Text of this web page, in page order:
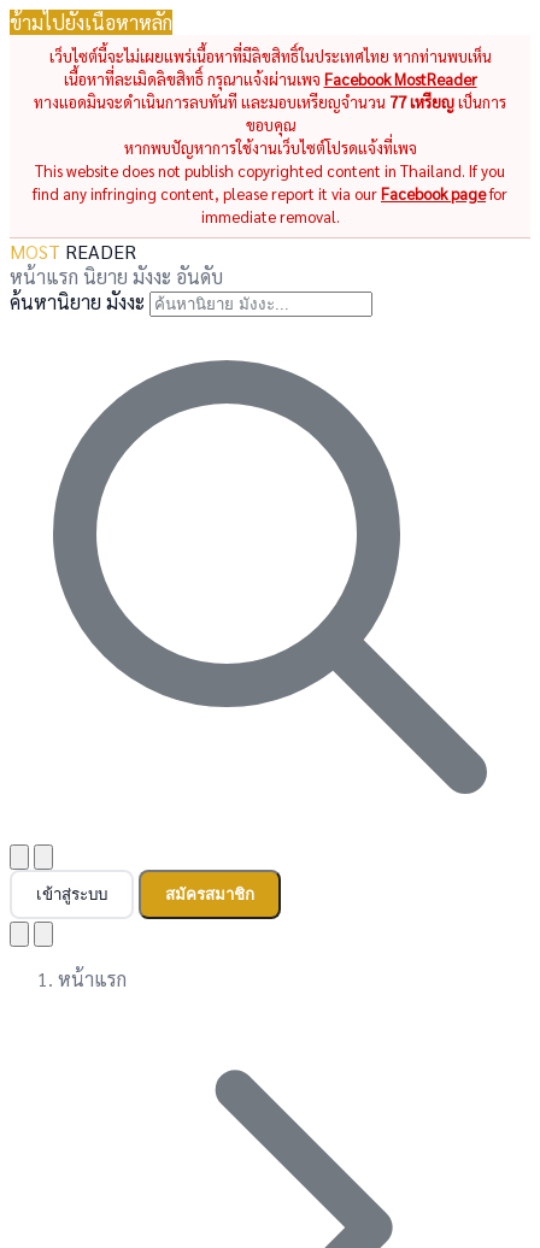
ข้ามไปยังเนื้อหาหลัก
เว็บไซต์นี้จะไม่เผยแพร่เนื้อหาที่มีลิขสิทธิ์ในประเทศไทย หากท่านพบเห็น
เนื้อหาที่ละเมิดลิขสิทธิ์ กรุณาแจ้งผ่านเพจ Facebook MostReader
ทางแอดมินจะดำเนินการลบทันที และมอบเหรียญจำนวน 77 เหรียญเป็นการ
ขอบคุณ
หากพบปัญหาการใช้งานเว็บไซต์โปรดแจ้งที่เพจ
This website does not publish copyrighted content in Thailand. If you
find any infringing content, please report it via ourFacebook pagefor
immediate removal.
MOST READER
หน้าแรก นิยาย มังงะ อันดับ
ค้นหานิยาย มังงะ
เข้าสู่ระบบ สมัครสมาชิก
หน้าแรก